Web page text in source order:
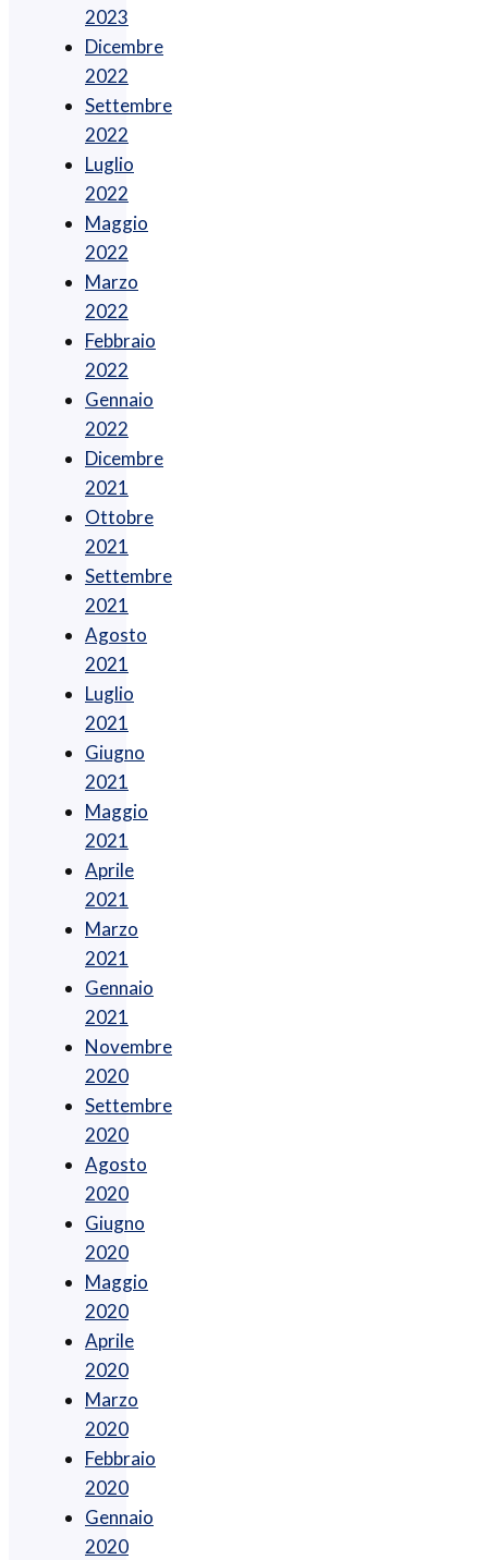
2023
Dicembre
2022
Settembre
2022
Luglio
2022
Maggio
2022
Marzo
2022
Febbraio
2022
Gennaio
2022
Dicembre
2021
Ottobre
2021
Settembre
2021
Agosto
2021
Luglio
2021
Giugno
2021
Maggio
2021
Aprile
2021
Marzo
2021
Gennaio
2021
Novembre
2020
Settembre
2020
Agosto
2020
Giugno
2020
Maggio
2020
Aprile
2020
Marzo
2020
Febbraio
2020
Gennaio
2020